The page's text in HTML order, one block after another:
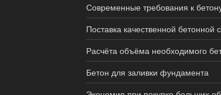
Современные требования к
Поставка качественной бетонной
Расчёта объёма необходимого
Бетон для заливки фундамента